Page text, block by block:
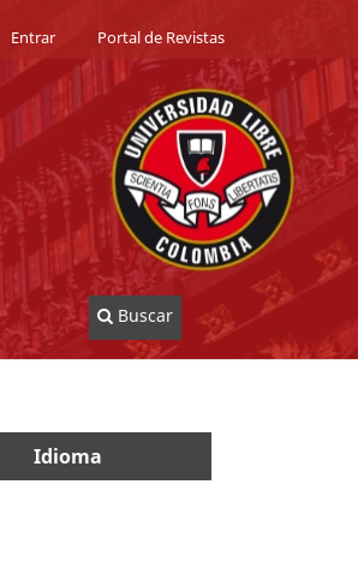
Buscar
Entrar Portal de Revistas
Idioma